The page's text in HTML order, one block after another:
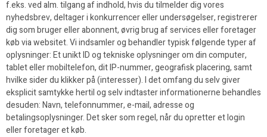
f.eks. ved alm. tilgang af indhold, hvis du tilmelder dig vores
nyhedsbrev, deltager i konkurrencer eller undersøgelser, registrerer
dig som bruger eller abonnent, øvrig brug af services eller foretager
køb via websitet. Vi indsamler og behandler typisk følgende typer af
oplysninger: Et unikt ID og tekniske oplysninger om din computer,
tablet eller mobiltelefon, dit IP-nummer, geografisk placering, samt
hvilke sider du klikker på (interesser). I det omfang du selv giver
eksplicit samtykke hertil og selv indtaster informationerne behandles
desuden: Navn, telefonnummer, e-mail, adresse og
betalingsoplysninger. Det sker som regel, når du opretter et login
eller foretager et køb.